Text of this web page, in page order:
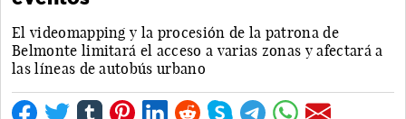
El videomapping y la procesión de la patrona de
Belmonte limitará el acceso a varias zonas y afectará a
las líneas de autobús urbano